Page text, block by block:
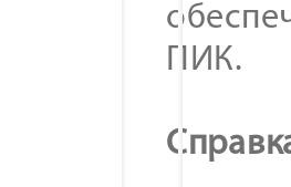
ПИК.